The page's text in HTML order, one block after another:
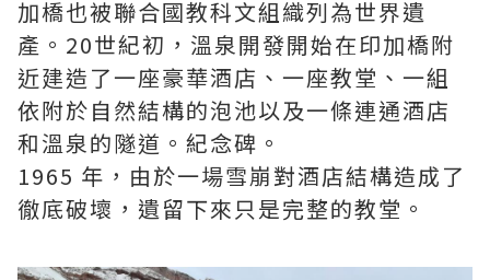
加橋也被聯合國教科文組織列為世界遺
產。20世紀初，溫泉開發開始在印加橋附
近建造了一座豪華酒店、一座教堂、一組
依附於自然結構的泡池以及一條連通酒店
和溫泉的隧道。紀念碑。
1965 年，由於一場雪崩對酒店結構造成了
徹底破壞，遺留下來只是完整的教堂。